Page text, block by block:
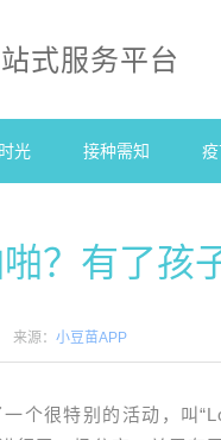
式服务平台
光 接种需知
？有了孩
来源： 小豆苗APP
个很特别的活动，叫